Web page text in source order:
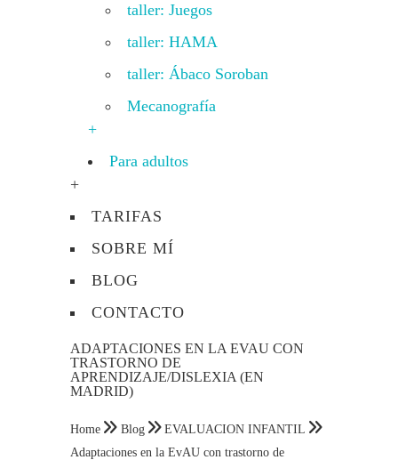
taller: Juegos
taller: HAMA
taller: Ábaco Soroban
Mecanografía
+
Para adultos
+
TARIFAS
SOBRE MÍ
BLOG
CONTACTO
ADAPTACIONES EN LA EVAU CON
TRASTORNO DE
APRENDIZAJE/DISLEXIA (EN
MADRID)
Home Blog
EVALUACION INFANTIL
Adaptaciones en la EvAU con trastorno de